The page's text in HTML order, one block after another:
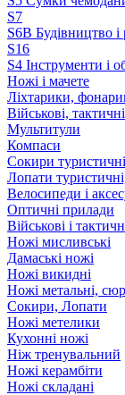
S7
S6B Будівництво
S16
S4 Інструменти і
Ножі і мачете
Ліхтарики,
Військові,
Мультитули
Компаси
Сокири
Лопати
Велосипеди і
Оптичні прилади
Військові і
Ножі мисливські
Дамаські ножі
Ножі викидні
Ножі метальні,
Сокири, Лопати
Ножі метелики
Кухонні ножі
Ніж тренувальний
Ножі керамбіти
Ножі складані